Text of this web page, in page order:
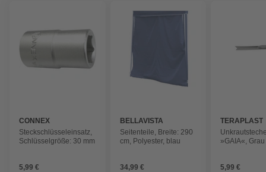
CONNEX
Steckschlüsseleinsatz,
Schlüsselgröße: 30 mm
5,99 €
BELLAVISTA
Seitenteile, Breite: 290
cm, Polyester, blau
34,99 €
TERAPLAST
»GAIA«, Grau
5,99 €